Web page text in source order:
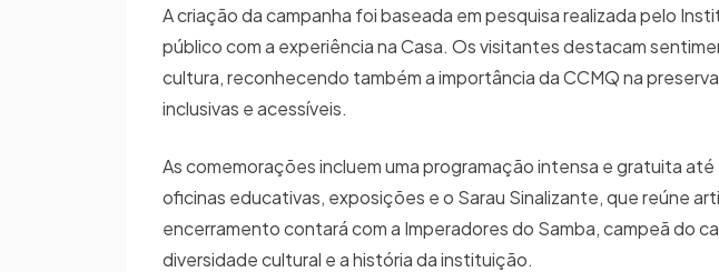
A criação da campanha foi baseada em pesquisa realizada pelo
público com a experiência na Casa. Os visitantes destacam
cultura, reconhecendo também a importância da CCMQ na
inclusivas e acessíveis.
As comemorações incluem uma programação intensa e gratuita
oficinas educativas, exposições e o Sarau Sinalizante, que reúne
encerramento contará com a Imperadores do Samba, campeã do
diversidade cultural e a história da instituição.